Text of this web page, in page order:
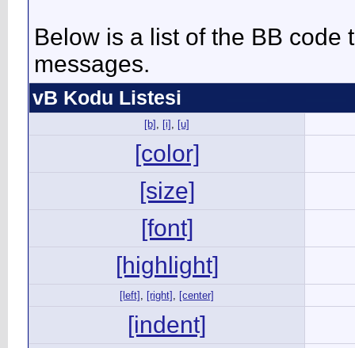
Below is a list of the BB code
messages.
vB Kodu Listesi
[b] , [i] , [u]
[color]
[size]
[font]
[highlight]
[left] , [right] , [center]
[indent]